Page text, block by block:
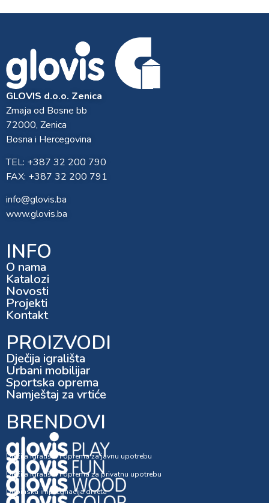
GLOVIS d.o.o. Zenica
Zmaja od Bosne bb
72000, Zenica
Bosna i Hercegovina
TEL: +387 32 200 790
FAX: +387 32 200 791
info@glovis.ba
www.glovis.ba
INFO
O nama
Katalozi
Novosti
Projekti
Kontakt
PROIZVODI
Dječija igrališta
Urbani mobilijar
Sportska oprema
Namještaj za vrtiće
BRENDOVI
Dječija igrališta i oprema za javnu upotrebu
Dječija igrališta i oprema za privatnu upotrebu
Dubinska impregnacija drveta